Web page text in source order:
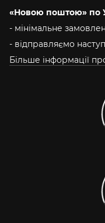
«Новою поштою» по
- мінімальне
- відправляємо
Більше інформації